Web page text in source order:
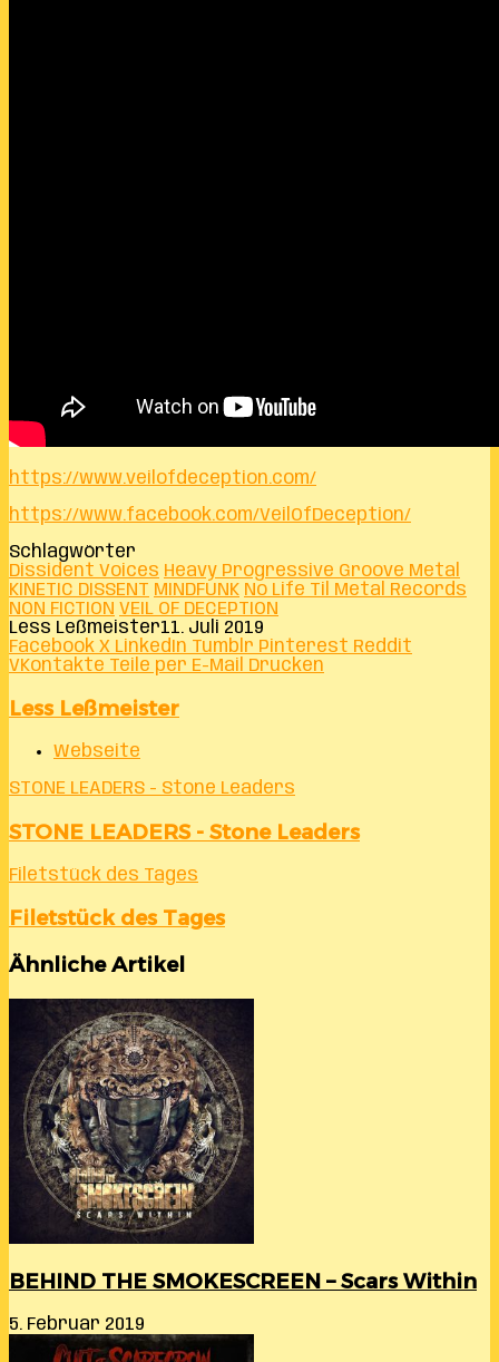
https://www.veilofdeception.com/
https://www.facebook.com/VeilOfDeception/
Schlagwörter
Dissident Voices Heavy Progressive Groove Metal
KINETIC DISSENT MINDFUNK No Life Til Metal Records
NON FICTION VEIL OF DECEPTION
Less Leßmeister11. Juli 2019
Facebook X LinkedIn Tumblr Pinterest Reddit
VKontakte Teile per E-Mail Drucken
Less Leßmeister
Webseite
STONE LEADERS - Stone Leaders
STONE LEADERS - Stone Leaders
Filetstück des Tages
Filetstück des Tages
Ähnliche Artikel
BEHIND THE SMOKESCREEN – Scars Within
5. Februar 2019